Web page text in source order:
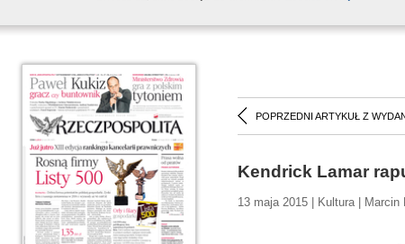
POPRZEDNI ARTYKUŁ Z
Kendrick Lamar
13 maja 2015 | Kultura | Marcin